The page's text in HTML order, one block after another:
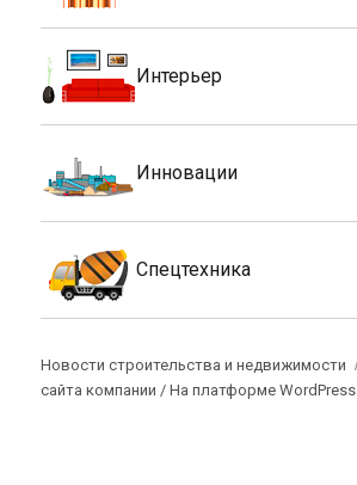
Интерьер
Инновации
Спецтехника
Новости строительства и недвижимости
сайта компании /На платформе WordPress